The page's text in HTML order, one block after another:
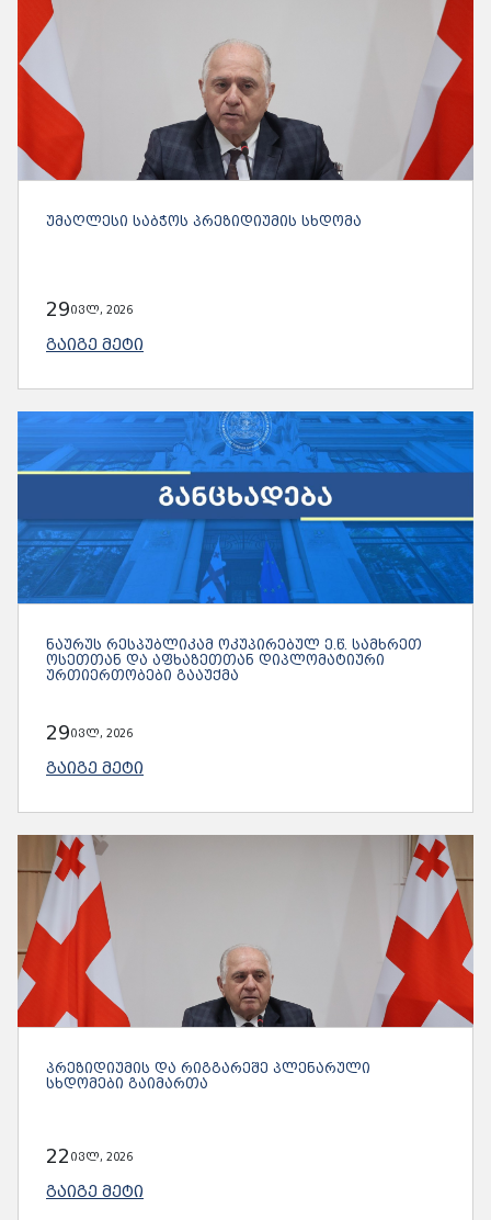
ᲣᲛᲐᲦᲚᲔᲡᲘ ᲡᲐᲑᲭᲝᲡ ᲞᲠᲔᲖᲘᲓᲘᲣᲛᲘᲡ ᲡᲮᲓᲝᲛᲐ
29ივლ, 2026
ᲒᲐᲘᲒᲔ ᲛᲔᲢᲘ
ᲜᲐᲣᲠᲣᲡ ᲠᲔᲡᲞᲣᲑᲚᲘᲙᲐᲛ ᲝᲙᲣᲞᲘᲠᲔᲑᲣᲚ Ე.Წ. ᲡᲐᲛᲮᲠᲔᲗ
ᲝᲡᲔᲗᲗᲐᲜ ᲓᲐ ᲐᲤᲮᲐᲖᲔᲗᲗᲐᲜ ᲓᲘᲞᲚᲝᲛᲐᲢᲘᲣᲠᲘ
ᲣᲠᲗᲘᲔᲠᲗᲝᲑᲔᲑᲘ ᲒᲐᲐᲣᲥᲛᲐ
29ივლ, 2026
ᲒᲐᲘᲒᲔ ᲛᲔᲢᲘ
ᲞᲠᲔᲖᲘᲓᲘᲣᲛᲘᲡ ᲓᲐ ᲠᲘᲒᲒᲐᲠᲔᲨᲔ ᲞᲚᲔᲜᲐᲠᲣᲚᲘ
ᲡᲮᲓᲝᲛᲔᲑᲘ ᲒᲐᲘᲛᲐᲠᲗᲐ
22 ივლ, 2026
ᲒᲐᲘᲒᲔ ᲛᲔᲢᲘ